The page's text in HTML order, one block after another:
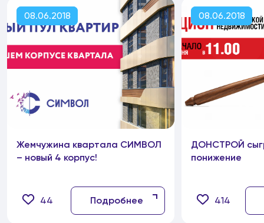
08.06.2018
Жемчужина квартала СИМВОЛ
– новый 4 корпус!
44 Подробнее
08.06.2018
ДОНСТРОЙ
понижение
414